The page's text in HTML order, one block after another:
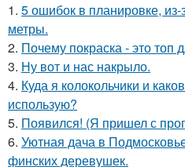
1. 5 ошибок в планировке,
метры.
2. Почему покраска - это топ
3. Ну вот и нас накрыло.
4. Куда я колокольчики и
использую?
5. Появился! (Я пришел с
6. Уютная дача в
финских деревушек.